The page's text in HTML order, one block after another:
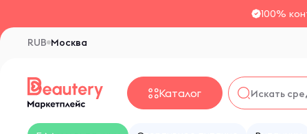
100%
Москва
RUB
Каталог